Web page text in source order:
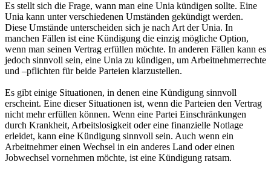
Es stellt sich die Frage, wann man eine Unia kündigen sollte. Eine
Unia kann unter verschiedenen Umständen gekündigt werden.
Diese Umstände unterscheiden sich je nach Art der Unia. In
manchen Fällen ist eine Kündigung die einzig mögliche Option,
wenn man seinen Vertrag erfüllen möchte. In anderen Fällen kann es
jedoch sinnvoll sein, eine Unia zu kündigen, um Arbeitnehmerrechte
und –pflichten für beide Parteien klarzustellen.
Es gibt einige Situationen, in denen eine Kündigung sinnvoll
erscheint. Eine dieser Situationen ist, wenn die Parteien den Vertrag
nicht mehr erfüllen können. Wenn eine Partei Einschränkungen
durch Krankheit, Arbeitslosigkeit oder eine finanzielle Notlage
erleidet, kann eine Kündigung sinnvoll sein. Auch wenn ein
Arbeitnehmer einen Wechsel in ein anderes Land oder einen
Jobwechsel vornehmen möchte, ist eine Kündigung ratsam.